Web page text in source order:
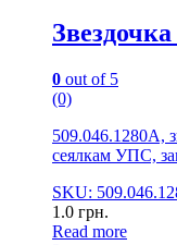
0 out of 5
(0)
509.046.1280А,
сеялкам УПС,
SKU:
1.0 грн.
Read more